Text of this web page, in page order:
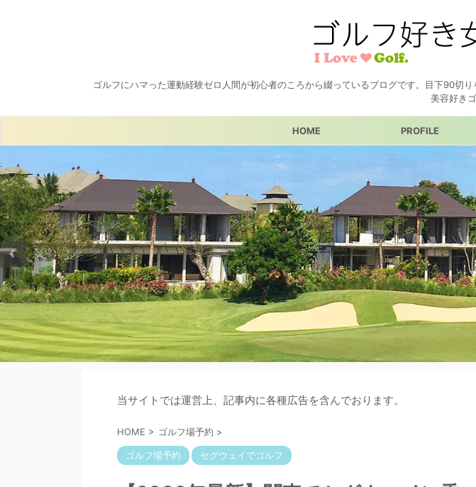
ゴルフにハマった運動経験ゼロ人間が初心者のころから綴っているブログです。目下90切
美容好き
HOME PROFILE
当サイトでは運営上、記事内に各種広告を含んでおります。
HOME > ゴルフ場予約 >
ゴルフ場予約 セグウェイでゴルフ